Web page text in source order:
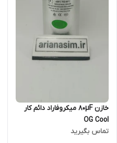
خازن 80µF میکروفاراد دائم کار
OG Cool
تماس بگیرید